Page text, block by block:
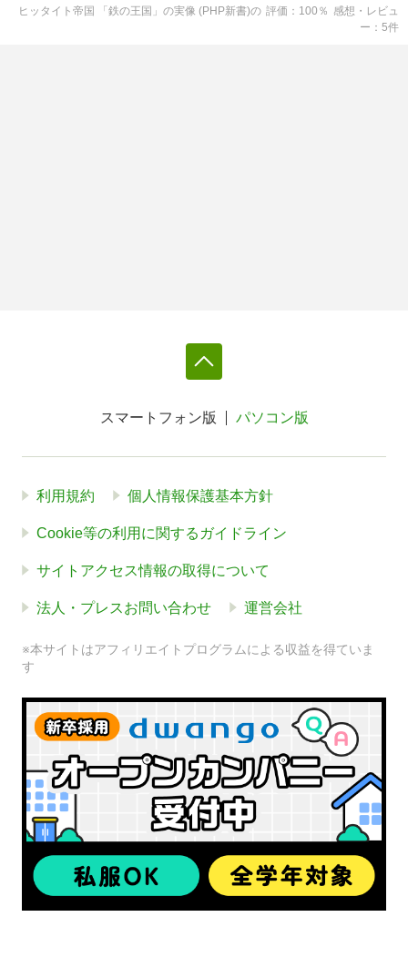
ヒッタイト帝国 「鉄の王国」の実像 (PHP新書)の 評価 100 ％ 感想・レビュ
ー
5件
スマートフォン版 パソコン版
利用規約 個人情報保護基本方針
Cookie等の利用に関するガイドライン
サイトアクセス情報の取得について
法人・プレスお問い合わせ 運営会社
※本サイトはアフィリエイトプログラムによる収益を得ていま
す